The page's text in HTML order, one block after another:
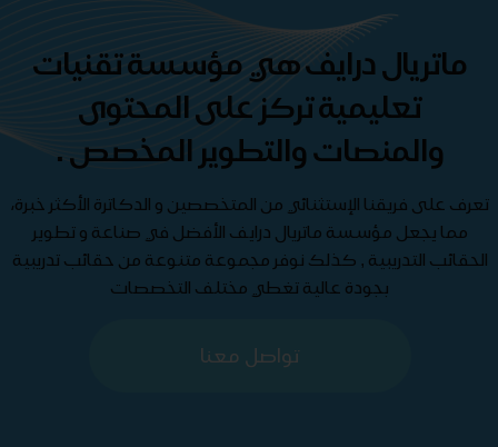
ماتريال درايف هي مؤسسة تقنيات
تعليمية تركز على المحتوى
والمنصات والتطوير المخصص .
تعرف على فريقنا الإستثنائي من المتخصصين و الدكاترة الأكثر خبرة،
مما يجعل مؤسسة ماتريال درايف الأفضل في صناعة و تطوير
الحقائب التدريبية , كذلك نوفر مجموعة متنوعة من حقائب تدريبية
بجودة عالية تغطي مختلف التخصصات
تواصل معنا